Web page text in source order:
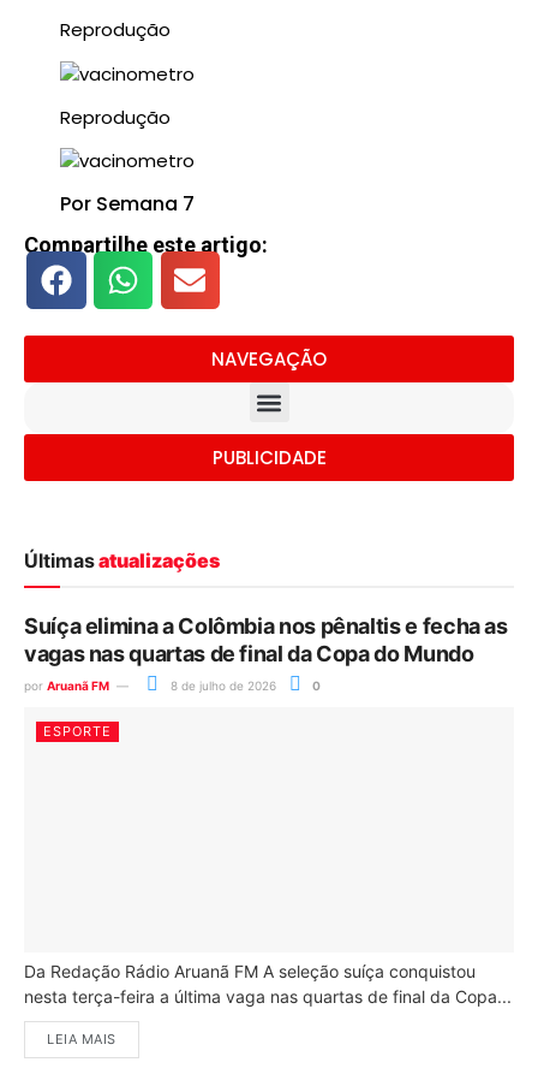
Reprodução
Reprodução
Por Semana 7
Compartilhe este artigo:
NAVEGAÇÃO
PUBLICIDADE
Últimasatualizações
Suíça elimina a Colômbia nos pênaltis e fecha as
vagas nas quartas de final da Copa do Mundo
por Aruanã FM 8 de julho de 2026 0
ESPORTE
Da Redação Rádio Aruanã FM A seleção suíça conquistou
nesta terça-feira a última vaga nas quartas de final da Copa...
LEIA MAIS